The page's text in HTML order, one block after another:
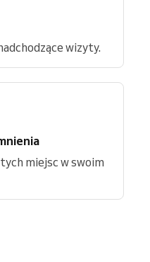
wizyty.
miejsc w swoim